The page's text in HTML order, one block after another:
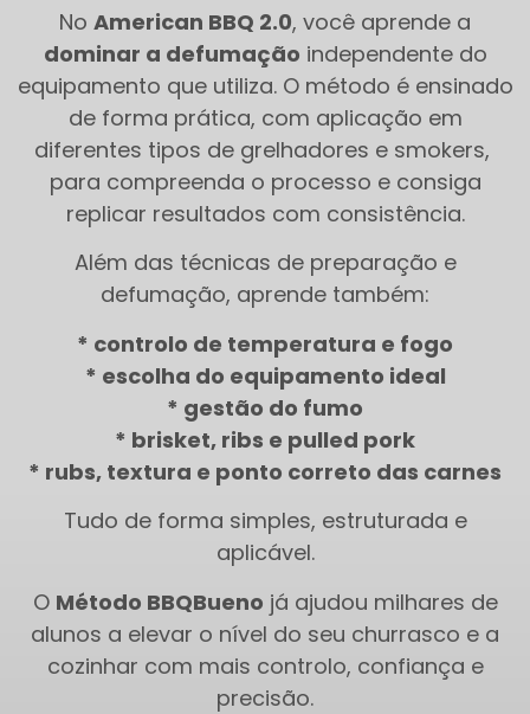
No American BBQ 2.0, você aprende a
dominar a defumação independente do
equipamento que utiliza. O método é ensinado
de forma prática, com aplicação em
diferentes tipos de grelhadores e smokers,
para compreenda o processo e consiga
replicar resultados com consistência.
Além das técnicas de preparação e
defumação, aprende também:
* controlo de temperatura e fogo
* escolha do equipamento ideal
* gestão do fumo
* brisket, ribs e pulled pork
* rubs, textura e ponto correto das carnes
Tudo de forma simples, estruturada e
aplicável.
O Método BBQBueno já ajudou milhares de
alunos a elevar o nível do seu churrasco e a
cozinhar com mais controlo, confiança e
precisão.